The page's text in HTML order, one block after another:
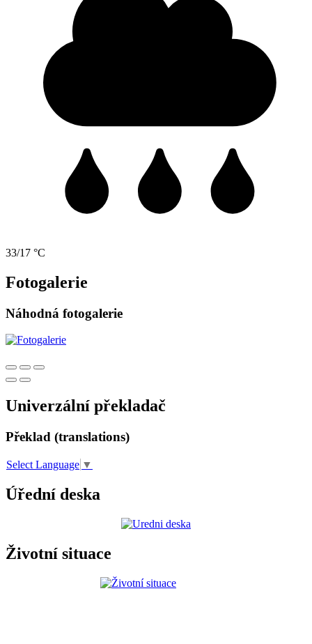
33/17 °C
Fotogalerie
Náhodná fotogalerie
Univerzální překladač
Překlad (translations)
Select Language ▼
Úřední deska
Životní situace